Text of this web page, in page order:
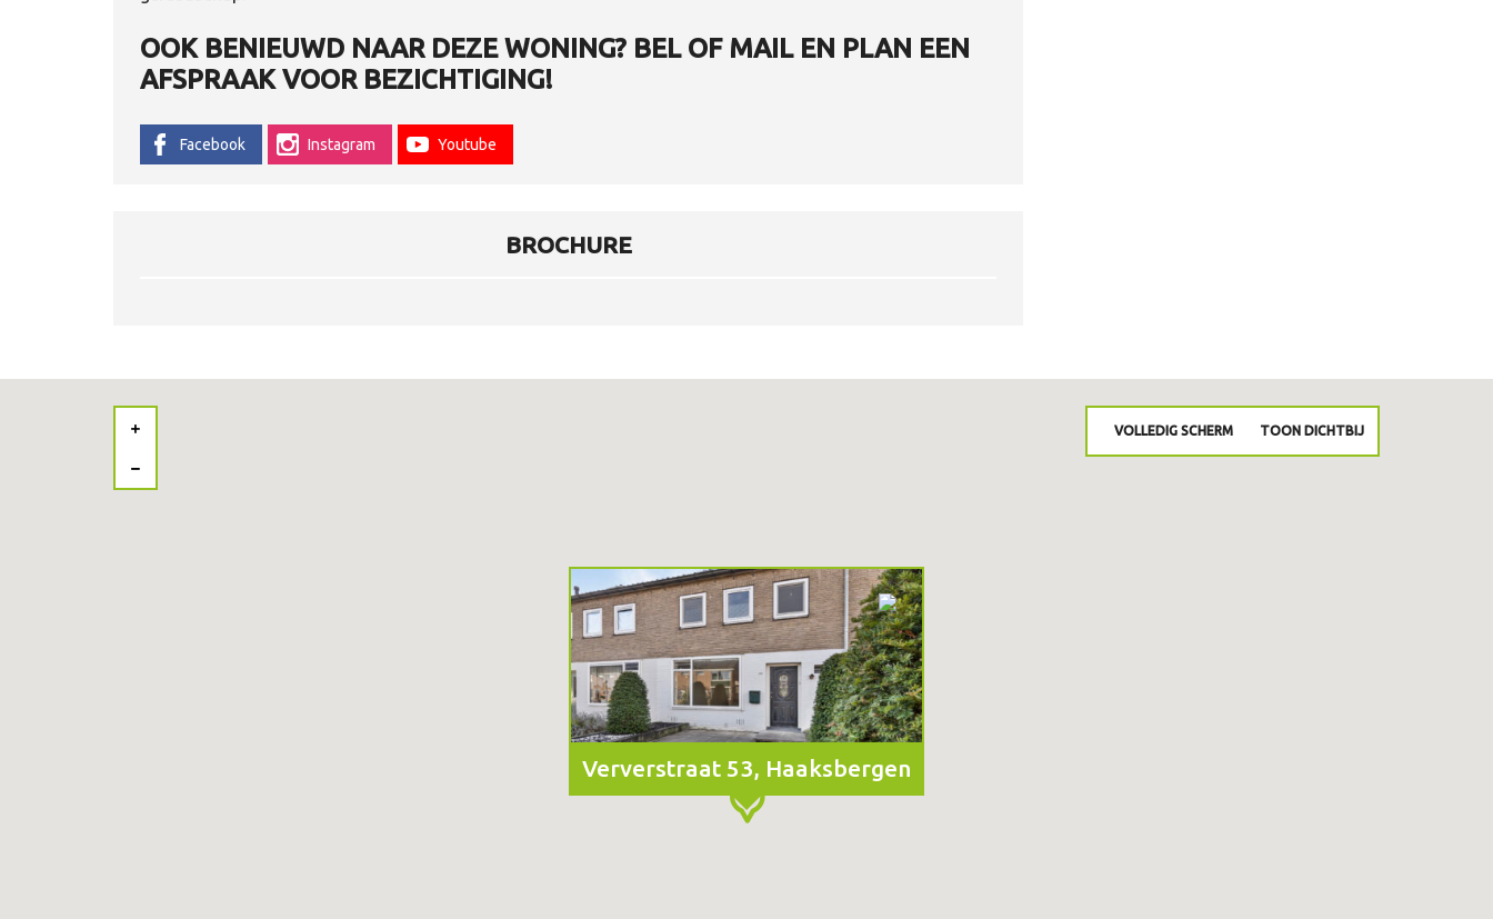
OOK BENIEUWD NAAR DEZE WONING? BEL OF MAIL EN PLAN EEN
AFSPRAAK VOOR BEZICHTIGING!
Facebook Instagram Youtube
BROCHURE
Ververstraat 53, Haaksbergen
VOLLEDIG SCHERM TOON DICHTBIJ